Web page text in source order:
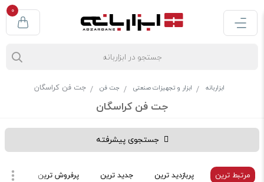
0
ابزاربانه ابزار و تجهیزات صنعتی جت فن جت فن کراسگان
جت فن کراسگان
جستجوی پیشرفته
مرتبط ترین پربازدید ترین جدید ترین پرفروش ترین